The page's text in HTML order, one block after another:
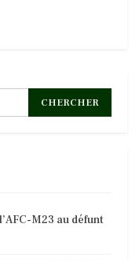
M23 au défunt